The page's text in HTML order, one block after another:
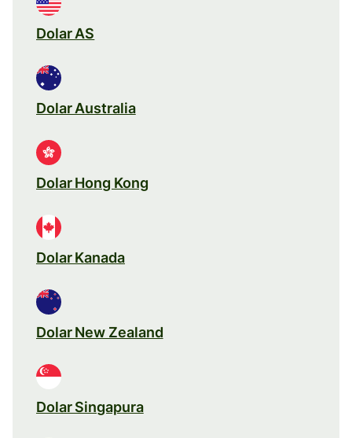
Dolar AS
Dolar Australia
Dolar Hong Kong
Dolar Kanada
Dolar New Zealand
Dolar Singapura